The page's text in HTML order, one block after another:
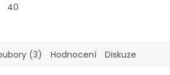
40
(3) Hodnocení Diskuze